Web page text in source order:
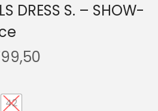
DRESS S. – SHOW-
42